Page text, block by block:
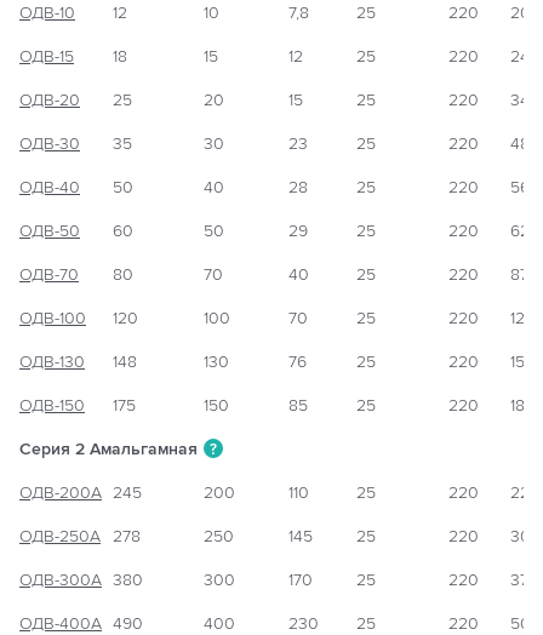
ОДВ-10 12 10 7,8 25 220 200
ОДВ-15 18 15 12 25 220 240
ОДВ-20 25 20 15 25 220 340
ОДВ-30 35 30 23 25 220 480
ОДВ-40 50 40 28 25 220 560
ОДВ-50 60 50 29 25 220 620
ОДВ-70 80 70 40 25 220 870
ОДВ-100 120 100 70 25 220
ОДВ-130 148 130 76 25 220
ОДВ-150 175 150 85 25 220
Серия 2 Амальгамная ?
ОДВ-200А 245 200 110 25 220
ОДВ-250А 278 250 145 25 220
ОДВ-300А 380 300 170 25 220
ОДВ-400А 490 400 230 25 220